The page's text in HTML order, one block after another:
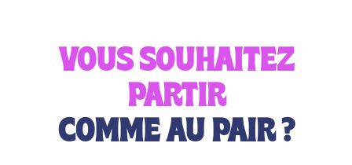
VOUS SOUHAITEZ
PARTIR
COMME AU PAIR ?